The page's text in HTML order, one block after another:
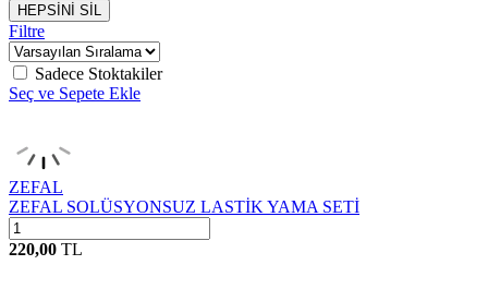
HEPSİNİ SİL
Filtre
Sadece Stoktakiler
Seç ve Sepete Ekle
ZEFAL
ZEFAL SOLÜSYONSUZ LASTİK YAMA SETİ
220,00 TL